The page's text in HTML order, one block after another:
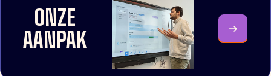
ONZE
AANPAK